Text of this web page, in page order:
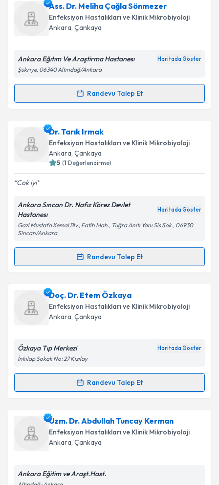
Takvim Talebini Gönder
Ass. Dr. Melike Hamiyet Demirkayaiçin randevu
takvimi talebi oluşturun. Size bu uzmandan randevu
almanız için bir takvim hazırlandığında e-posta ile
bilgilendireceğiz.
Kişisel verilerimin işlenmesine ilişkinAydınlatma
kapsamda işlenmesini kabul ediyorum.
Takvim Talebini Gönder
Ass. Dr. Meliha Çağla Sönmezer
Enfeksiyon Hastalıkları ve Klinik Mikrobiyoloji
Ankara, Çankaya
Ankara Eğıtım Ve Araştirma Hastanesı Haritada Göster
Şükriye, 06340 Altındağ/Ankara
Randevu Talep Et
Randevu Takvimi Talebi
Ass. Dr. Meliha Çağla Sönmezer
takvimi talebi oluşturun. Size bu uzmandan randevu
almanız için bir takvim hazırlandığında e-posta ile
bilgilendireceğiz.
E-posta Adresiniz
Kişisel verilerimin işlenmesine ilişkinAydınlatma
Metni
kapsamda işlenmesini kabul ediyorum.
Dr. Tarık Irmak
Enfeksiyon Hastalıkları ve Klinik Mikrobiyoloji
Ankara, Çankaya
5 (1 Değerlendirme)
Cok iyi
Ankara Sıncan Dr. Nafız Körez Devlet
Hastanesı
Haritada Göster
Gazi Mustafa Kemal Blv., Fatih Mah., Tuğra Anıtı Yanı Sis Sok., 06930
Sincan/Ankara
Randevu Talep Et
Randevu Takvimi Talebi
Dr. Tarık Irmakiçin randevu takvimi talebi oluşturun.
Size bu uzmandan randevu almanız için bir takvim
hazırlandığında e-posta ile bilgilendireceğiz.
Kişisel verilerimin işlenmesine ilişkin
Metni'ni okudum ve kişisel verilerimin belirtilen
Takvim Talebini Gönder
Doç. Dr. Etem Özkaya
Enfeksiyon Hastalıkları ve Klinik Mikrobiyoloji
Ankara, Çankaya
Özkaya Tıp Merkezi Haritada Göster
İnkılap Sokak No: 27 Kızılay
Randevu Talep Et
Randevu Takvimi Talebi
Doç. Dr. Etem Özkayaiçin randevu takvimi talebi
oluşturun. Size bu uzmandan randevu almanız için bir
takvim hazırlandığında e-posta ile bilgilendireceğiz.
Uzm. Dr. Abdullah Tuncay Kerman
Enfeksiyon Hastalıkları ve Klinik Mikrobiyoloji
Ankara, Çankaya
Ankara Eğitim ve Araşt.Hast.